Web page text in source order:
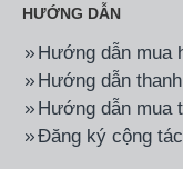
HƯỚNG DẪN
Hướng dẫn mua
Hướng dẫn
Hướng dẫn mua
Đăng ký cộng